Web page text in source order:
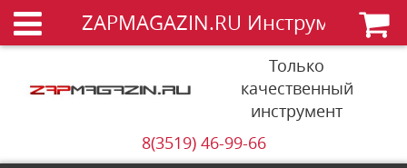
ZAPMAGAZIN.RU Инструменты
Только
качественный
инструмент
8(3519) 46-99-66